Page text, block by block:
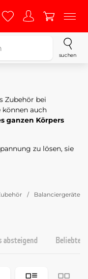
suchen
Zubehör bei
können auch
ganzen Körpers
zu lösen, sie
Balanciergeräte
absteigend